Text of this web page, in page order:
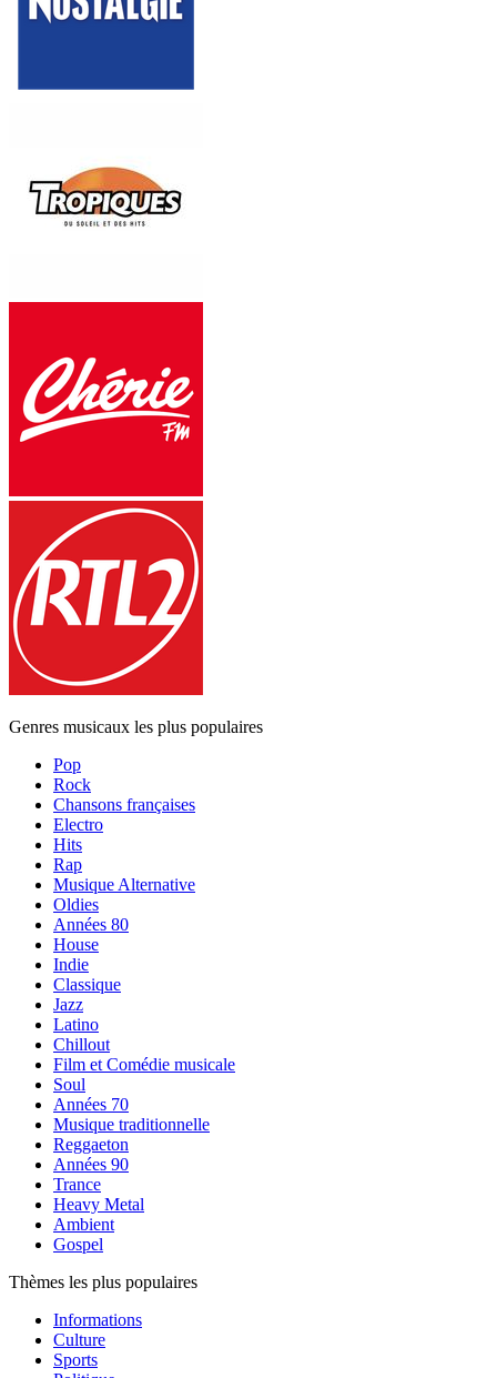
Genres musicaux les plus populaires
Pop
Rock
Chansons françaises
Electro
Hits
Rap
Musique Alternative
Oldies
Années 80
House
Indie
Classique
Jazz
Latino
Chillout
Film et Comédie musicale
Soul
Années 70
Musique traditionnelle
Reggaeton
Années 90
Trance
Heavy Metal
Ambient
Gospel
Thèmes les plus populaires
Informations
Culture
Sports